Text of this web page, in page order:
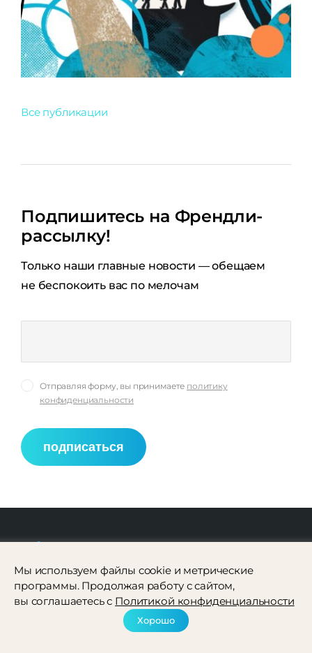
Все публикации
Подпишитесь на Френдли-
рассылку!
Только наши главные новости — обещаем
не беспокоить вас по мелочам
Отправляя форму, вы принимаете политику
конфиденциальности
подписаться
Мы используем файлы cookie и метрические
программы. Продолжая работу с сайтом,
вы соглашаетесь с Политикой конфиденциальности
Хорошо